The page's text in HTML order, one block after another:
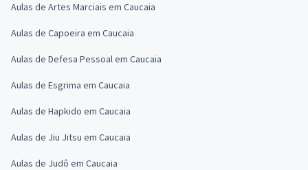
Aulas de Artes Marciais em Caucaia
Aulas de Capoeira em Caucaia
Aulas de Defesa Pessoal em Caucaia
Aulas de Esgrima em Caucaia
Aulas de Hapkido em Caucaia
Aulas de Jiu Jitsu em Caucaia
Aulas de Judô em Caucaia